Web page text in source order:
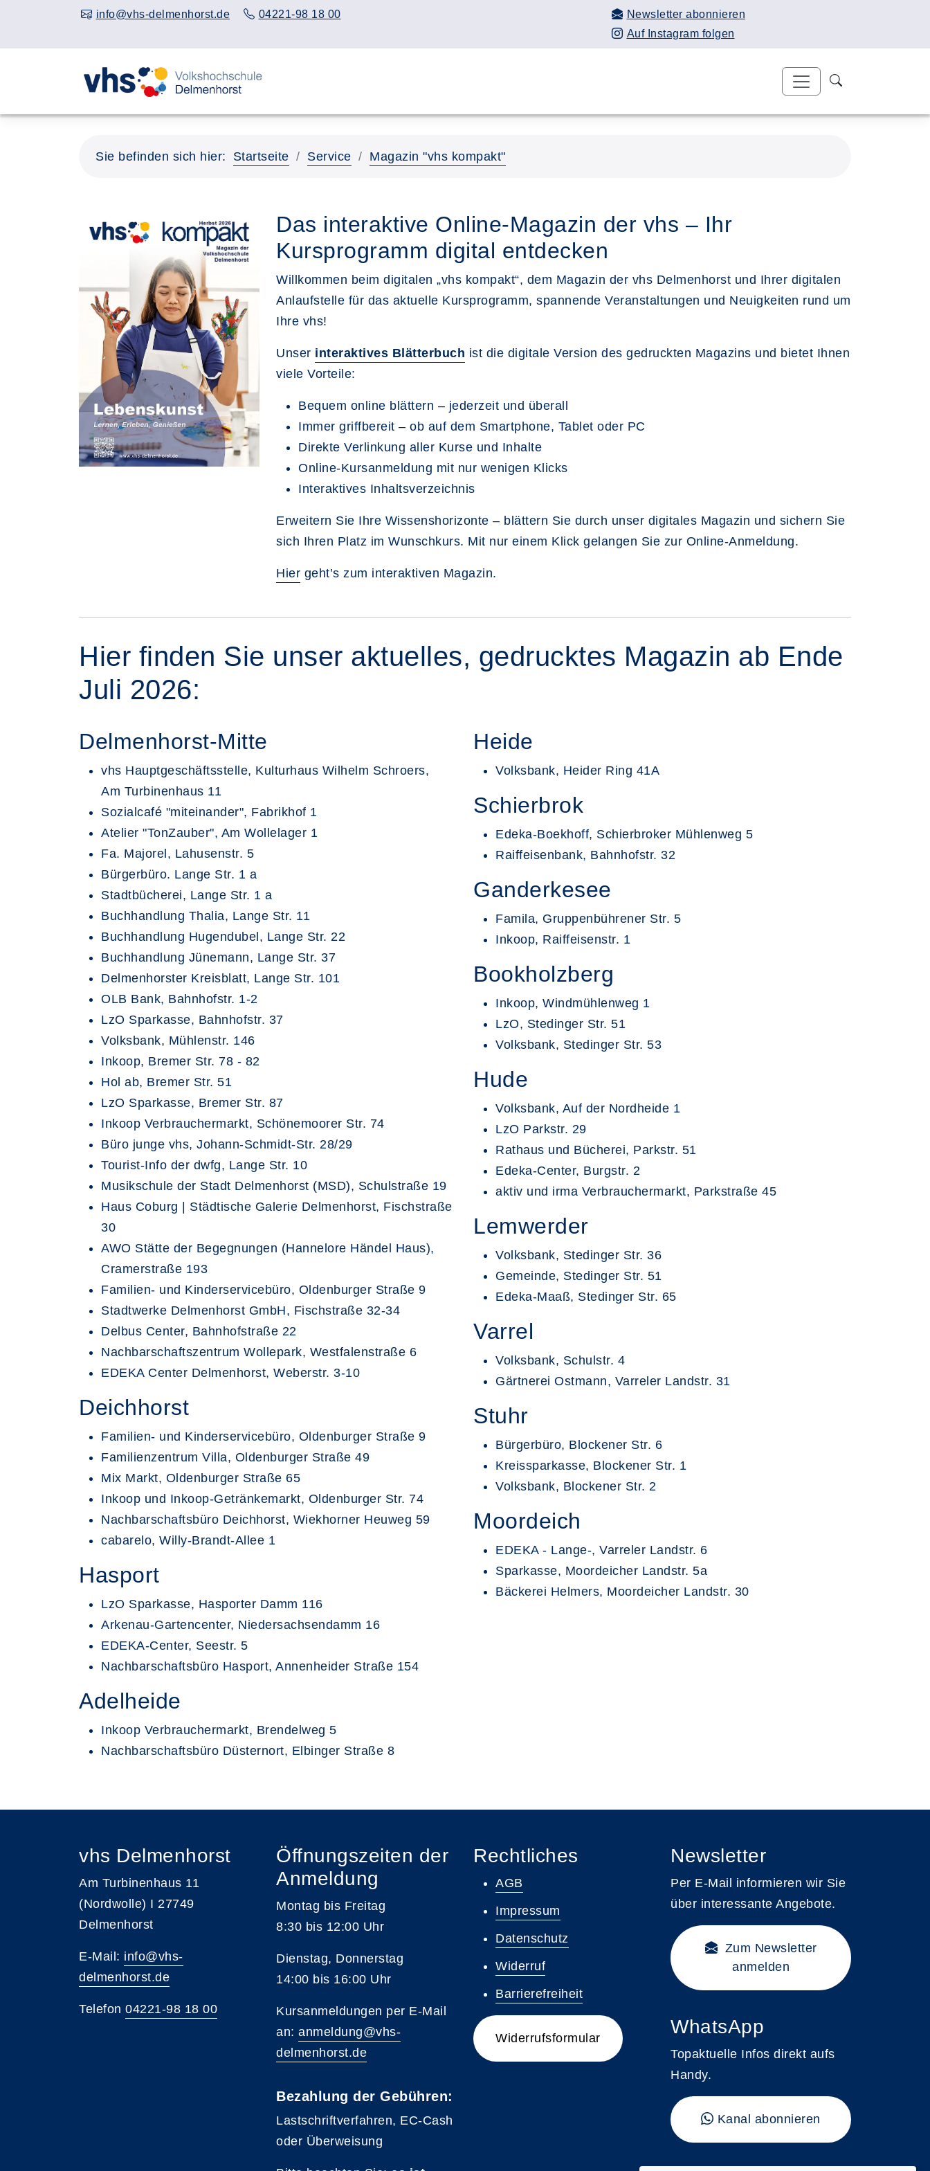
info@vhs-delmenhorst.de 04221-98 18 00
Newsletter abonnieren
Auf Instagram folgen
Sie befinden sich hier: Startseite Service Magazin "vhs kompakt"
Das interaktive Online-Magazin der vhs – Ihr
Kursprogramm digital entdecken
Willkommen beim digitalen „vhs kompakt“, dem Magazin der vhs Delmenhorst und Ihrer digitalen
Anlaufstelle für das aktuelle Kursprogramm, spannende Veranstaltungen und Neuigkeiten rund um
Ihre vhs!
Unser interaktives Blätterbuch ist die digitale Version des gedruckten Magazins und bietet Ihnen
viele Vorteile:
Bequem online blättern – jederzeit und überall
Immer griffbereit – ob auf dem Smartphone, Tablet oder PC
Direkte Verlinkung aller Kurse und Inhalte
Online-Kursanmeldung mit nur wenigen Klicks
Interaktives Inhaltsverzeichnis
Erweitern Sie Ihre Wissenshorizonte – blättern Sie durch unser digitales Magazin und sichern Sie
sich Ihren Platz im Wunschkurs. Mit nur einem Klick gelangen Sie zur Online-Anmeldung.
Hier geht’s zum interaktiven Magazin.
Hier finden Sie unser aktuelles, gedrucktes Magazin ab Ende
Juli 2026:
Delmenhorst-Mitte
vhs Hauptgeschäftsstelle, Kulturhaus Wilhelm Schroers,
Am Turbinenhaus 11
Sozialcafé "miteinander", Fabrikhof 1
Atelier "TonZauber", Am Wollelager 1
Fa. Majorel, Lahusenstr. 5
Bürgerbüro. Lange Str. 1 a
Stadtbücherei, Lange Str. 1 a
Buchhandlung Thalia, Lange Str. 11
Buchhandlung Hugendubel, Lange Str. 22
Buchhandlung Jünemann, Lange Str. 37
Delmenhorster Kreisblatt, Lange Str. 101
OLB Bank, Bahnhofstr. 1-2
LzO Sparkasse, Bahnhofstr. 37
Volksbank, Mühlenstr. 146
Inkoop, Bremer Str. 78 - 82
Hol ab, Bremer Str. 51
LzO Sparkasse, Bremer Str. 87
Inkoop Verbrauchermarkt, Schönemoorer Str. 74
Büro junge vhs, Johann-Schmidt-Str. 28/29
Tourist-Info der dwfg, Lange Str. 10
Musikschule der Stadt Delmenhorst (MSD), Schulstraße 19
Haus Coburg | Städtische Galerie Delmenhorst, Fischstraße
30
AWO Stätte der Begegnungen (Hannelore Händel Haus),
Cramerstraße 193
Familien- und Kinderservicebüro, Oldenburger Straße 9
Stadtwerke Delmenhorst GmbH, Fischstraße 32-34
Delbus Center, Bahnhofstraße 22
Nachbarschaftszentrum Wollepark, Westfalenstraße 6
EDEKA Center Delmenhorst, Weberstr. 3-10
Deichhorst
Familien- und Kinderservicebüro, Oldenburger Straße 9
Familienzentrum Villa, Oldenburger Straße 49
Mix Markt, Oldenburger Straße 65
Inkoop und Inkoop-Getränkemarkt, Oldenburger Str. 74
Nachbarschaftsbüro Deichhorst, Wiekhorner Heuweg 59
cabarelo, Willy-Brandt-Allee 1
Hasport
LzO Sparkasse, Hasporter Damm 116
Arkenau-Gartencenter, Niedersachsendamm 16
EDEKA-Center, Seestr. 5
Nachbarschaftsbüro Hasport, Annenheider Straße 154
Adelheide
Inkoop Verbrauchermarkt, Brendelweg 5
Nachbarschaftsbüro Düsternort, Elbinger Straße 8
Heide
Volksbank, Heider Ring 41A
Schierbrok
Edeka-Boekhoff, Schierbroker Mühlenweg 5
Raiffeisenbank, Bahnhofstr. 32
Ganderkesee
Famila, Gruppenbührener Str. 5
Inkoop, Raiffeisenstr. 1
Bookholzberg
Inkoop, Windmühlenweg 1
LzO, Stedinger Str. 51
Volksbank, Stedinger Str. 53
Hude
Volksbank, Auf der Nordheide 1
LzO Parkstr. 29
Rathaus und Bücherei, Parkstr. 51
Edeka-Center, Burgstr. 2
aktiv und irma Verbrauchermarkt, Parkstraße 45
Lemwerder
Volksbank, Stedinger Str. 36
Gemeinde, Stedinger Str. 51
Edeka-Maaß, Stedinger Str. 65
Varrel
Volksbank, Schulstr. 4
Gärtnerei Ostmann, Varreler Landstr. 31
Stuhr
Bürgerbüro, Blockener Str. 6
Kreissparkasse, Blockener Str. 1
Volksbank, Blockener Str. 2
Moordeich
EDEKA - Lange-, Varreler Landstr. 6
Sparkasse, Moordeicher Landstr. 5a
Bäckerei Helmers, Moordeicher Landstr. 30
vhs Delmenhorst
Am Turbinenhaus 11
(Nordwolle) I 27749
Delmenhorst
E-Mail: info@vhs-
delmenhorst.de
Telefon 04221-98 18 00
Öffnungszeiten der
Anmeldung
Montag bis Freitag
8:30 bis 12:00 Uhr
Dienstag, Donnerstag
14:00 bis 16:00 Uhr
Kursanmeldungen per E-Mail
an: anmeldung@vhs-
delmenhorst.de
Bezahlung der Gebühren:
Lastschriftverfahren, EC-Cash
oder Überweisung
Rechtliches
AGB
Impressum
Datenschutz
Widerruf
Barrierefreiheit
Widerrufsformular
Newsletter
Per E-Mail informieren wir Sie
über interessante Angebote.
Zum Newsletter
anmelden
WhatsApp
Topaktuelle Infos direkt aufs
Handy.
Kanal abonnieren